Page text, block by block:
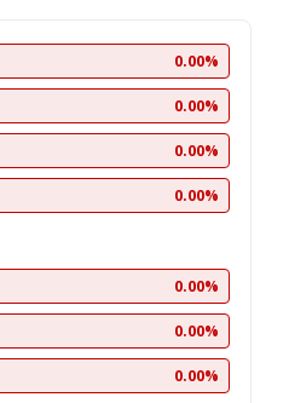
0.00%
0.00%
0.00%
0.00%
0.00%
0.00%
0.00%